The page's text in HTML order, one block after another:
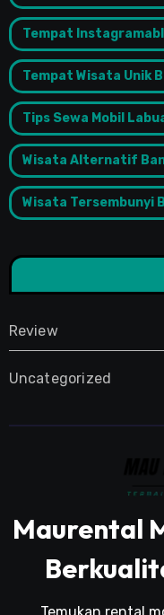
Tempat
Tempat Wisata Unik
Tips Sewa Mobil
Wisata Alternatif
Wisata Tersembunyi
Review
Uncategorized
Maurental